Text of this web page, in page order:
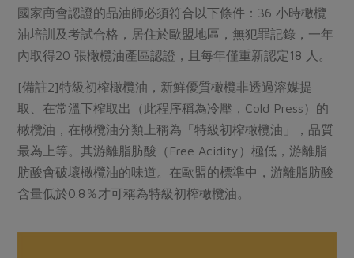
國家商會認證的品油師必須符合以下條件：36 小時橄欖
油培訓及考試合格，居住於歐盟地區，無犯罪記錄，一年
內取得20 張橄欖油產區認證，且每年僅重新認定18 人。
[備註2]特級初榨橄欖油，新鮮優質橄欖非透過溶媒提
取、在常溫下榨取出（此程序稱為冷壓，Cold Press）的
橄欖油，在橄欖油分類上稱為「特級初榨橄欖油」，品質
最為上等。其游離脂肪酸（Free Acidity）極低，游離脂
肪酸會破壞橄欖油的味道。在歐盟的標準中，游離脂肪酸
含量低於0.8％才可稱為特級初榨橄欖油。